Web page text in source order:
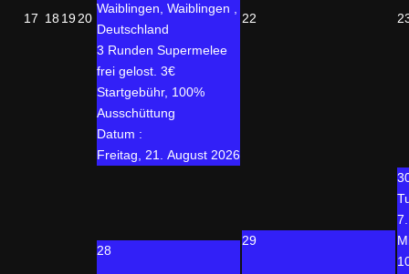
17 18 1920
Waiblingen, Waiblingen ,
Deutschland
3 Runden Supermelee
frei gelost. 3€
Startgebühr, 100%
Ausschüttung
Datum :
Freitag, 21. August 2026
22
28
29